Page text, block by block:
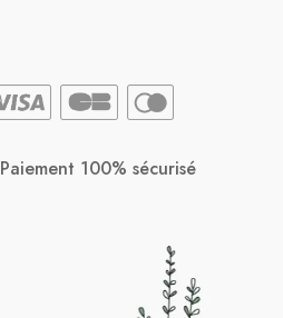
Paiement 100% sécurisé